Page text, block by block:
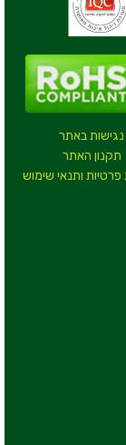
נגישות באתר
תקנון האתר
פרטיות ותנאי שימוש